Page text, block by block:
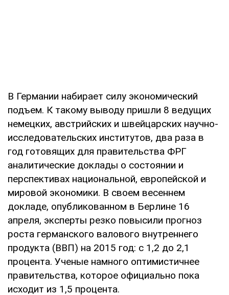
В Германии набирает силу экономический
подъем. К такому выводу пришли 8 ведущих
немецких, австрийских и швейцарских научно-
исследовательских институтов, два раза в
год готовящих для правительства ФРГ
аналитические доклады о состоянии и
перспективах национальной, европейской и
мировой экономики. В своем весеннем
докладе, опубликованном в Берлине 16
апреля, эксперты резко повысили прогноз
роста германского валового внутреннего
продукта (ВВП) на 2015 год: с 1,2 до 2,1
процента. Ученые намного оптимистичнее
правительства, которое официально пока
исходит из 1,5 процента.